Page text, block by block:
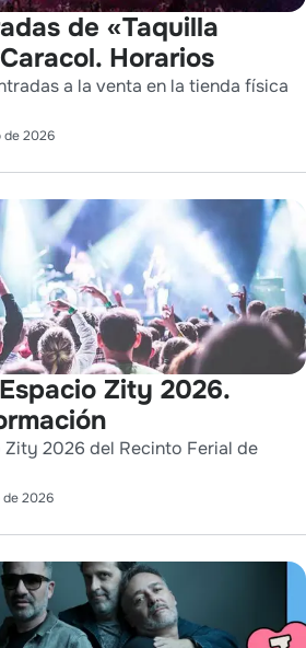
de «Taquilla
Horarios
a la venta en la tienda física
de 2026
Zity 2026.
2026 del Recinto Ferial de
de 2026